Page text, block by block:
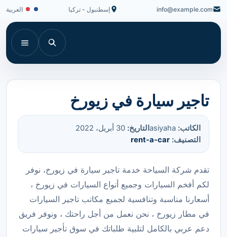
info@example.com إسطنبول - تركيا العربية
تاجير سيارة في زيورخ
الكاتب: asiyaha التاريخ: 30 أبريل، 2022
التصنيف: rent-a-car
تقدم شركة السياحة خدمة تاجير سيارة في زيورخ، نوفر
لكم أفخم السيارات وجميع أنواع السيارات في زيورخ ،
أسعارنا مناسبة وتنافسية لجميع مكاتب تاجير السيارات
في مطار زيورخ ، نحن نعمل من أجل راحتك ، ونوفر فريق
دعم عربي بالكامل لتلبية طلباتك في سوق تأجير سيارات